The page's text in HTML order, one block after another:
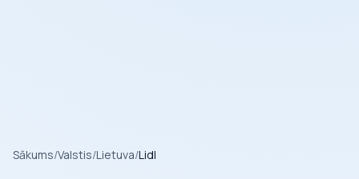
Sākums/Valstis/Lietuva/Lidl